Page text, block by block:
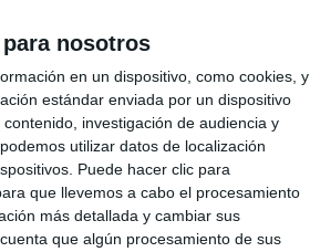
nosotros
en un dispositivo, como cookies, y
estándar enviada por un dispositivo
investigación de audiencia y
utilizar datos de localización
Puede hacer clic para
que llevemos a cabo el procesamiento
más detallada y cambiar sus
que algún procesamiento de sus